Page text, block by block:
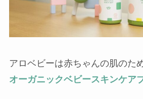
アロベビーは赤ちゃんの肌のた
オーガニックベビースキンケア